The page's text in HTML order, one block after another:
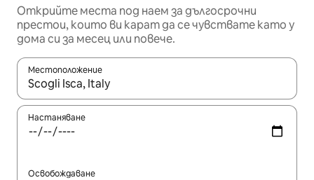
Открийте места под наем за дългосрочни
престои, които ви карат да се чувствате като у
дома си за месец или повече.
Местоположение
Когато резултатите се покажат, използвайте
Настаняване
Освобождаване